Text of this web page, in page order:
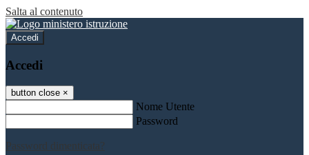
Salta al contenuto
Accedi
Accedi
button close ×
Nome Utente
Password
Password dimenticata?